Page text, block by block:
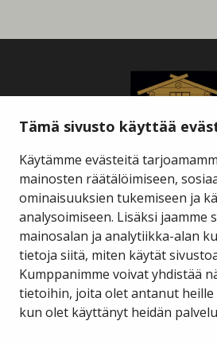
Tämä sivusto käyttää
Käytämme evästeitä
mainosten räätälöimiseen,
ominaisuuksien tukemiseen ja
analysoimiseen. Lisäksi jaamme
mainosalan ja analytiikka-alan
tietoja siitä, miten käytät
Kumppanimme voivat yhdistää
tietoihin, joita olet antanut
kun olet käyttänyt heidän
Savukosken
Kauppakuja 2
98800